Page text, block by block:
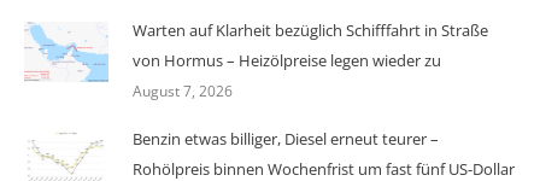
Warten auf Klarheit bezüglich Schifffahrt in Straße
von Hormus – Heizölpreise legen wieder zu
August 7, 2026
Benzin etwas billiger, Diesel erneut teurer –
Rohölpreis binnen Wochenfrist um fast fünf US-Dollar